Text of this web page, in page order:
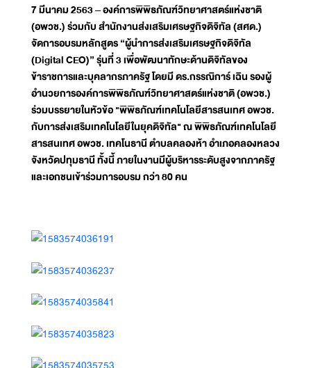
7 มีนาคม 2563 – องค์การพิพิธภัณฑ์วิทยาศาสตร์แห่งชาติ
(อพวช.) ร่วมกับ สำนักงานส่งเสริมเศรษฐกิจดิจิทัล (สศด.)
จัดการอบรมหลักสูตร “ผู้นำการส่งเสริมเศรษฐกิจดิจิทัล
(Digital CEO)” รุ่นที่ 3 เพื่อพัฒนาทักษะด้านดิจิทัลของ
ข้าราชการและบุคลากรภาครัฐ โดยมี ดร.กรรณิการ์ เฉิน รองผู้
อำนวยการองค์การพิพิธภัณฑ์วิทยาศาสตร์แห่งชาติ (อพวช.)
ร่วมบรรยายในหัวข้อ "พิพิธภัณฑ์เทคโนโลยีสารสนเทศ อพวช.
กับการส่งเสริมเทคโนโลยีในยุคดิจิทัล" ณ พิพิธภัณฑ์เทคโนโลยี
สารสนเทศ อพวช. เทคโนธานี ตำบลคลองห้า อำเภอคลองหลวง
จังหวัดปทุมธานี ทั้งนี้ ภายในงานมีผู้บริหารระดับสูงจากภาครัฐ
และเอกชนเข้าร่วมการอบรม กว่า 80 คน